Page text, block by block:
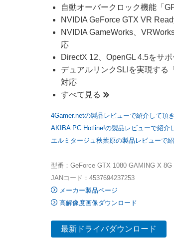
自動オーバークロック機能「
NVIDIA GeForce GTX VR
NVIDIA GameWorks、
応
DirectX 12、OpenGL 4.5をサポ
デュアルリンクSLIを実現する
対応
すべて見る
4Gamer.netの製品レビューで紹介して頂き
AKIBA PC Hotline!の製品レビューで紹介
エルミタージュ秋葉原の製品レビューで
型番：GeForce GTX 1080 GAMING X 8G
JANコード：4537694237253
メーカー製品ページ
高解像度画像ダウンロード
最新ドライバダウンロード